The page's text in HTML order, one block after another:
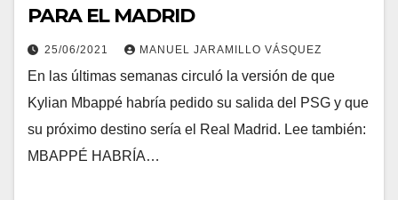
PARA EL MADRID
25/06/2021 MANUEL JARAMILLO VÁSQUEZ
En las últimas semanas circuló la versión de que
Kylian Mbappé habría pedido su salida del PSG y que
su próximo destino sería el Real Madrid. Lee también:
MBAPPÉ HABRÍA…